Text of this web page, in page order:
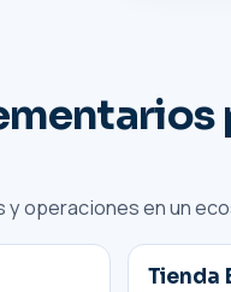
operaciones en un
Tienda